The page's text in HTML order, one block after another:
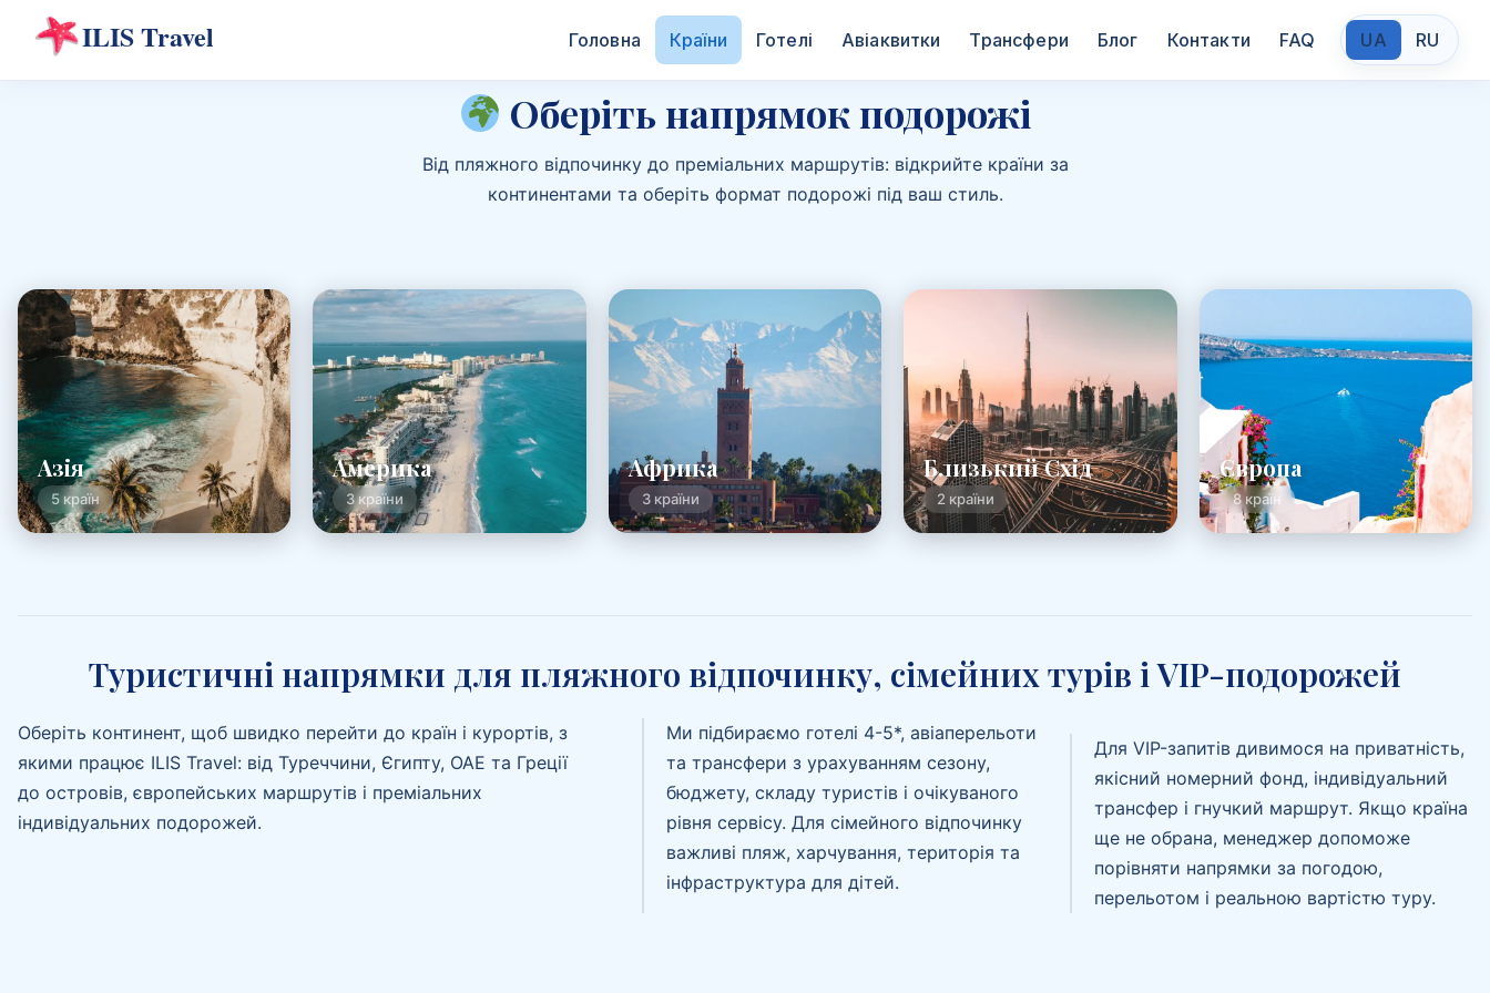
Головна Країни Готелі Авіаквитки Трансфери Блог Контакти FAQ UA RU
Оберіть напрямок подорожі
Від пляжного відпочинку до преміальних маршрутів: відкрийте країни за
континентами та оберіть формат подорожі під ваш стиль.
Азія
5 країн
Америка
3 країни
Африка
3 країни
Близький Схід
2 країни
Європа
8 країн
Туристичні напрямки для пляжного відпочинку, сімейних турів і VIP-подорожей
Оберіть континент, щоб швидко перейти до країн і курортів, з
якими працює ILIS Travel: від Туреччини, Єгипту, ОАЕ та Греції
до островів, європейських маршрутів і преміальних
індивідуальних подорожей.
Ми підбираємо готелі 4-5*, авіаперельоти
та трансфери з урахуванням сезону,
бюджету, складу туристів і очікуваного
рівня сервісу. Для сімейного відпочинку
важливі пляж, харчування, територія та
інфраструктура для дітей.
Для VIP-запитів дивимося на приватність,
якісний номерний фонд, індивідуальний
трансфер і гнучкий маршрут. Якщо країна
ще не обрана, менеджер допоможе
порівняти напрямки за погодою,
перельотом і реальною вартістю туру.